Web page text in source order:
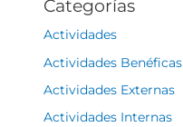
Categorías
Actividades
Actividades Benéficas
Actividades Externas
Actividades Internas